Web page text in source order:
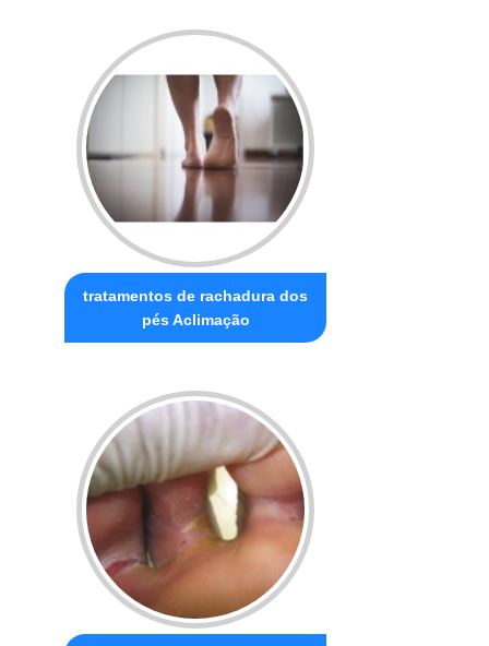
tratamentos de rachadura dos
pés Aclimação